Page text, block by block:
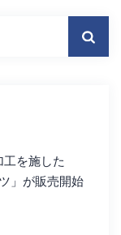
工を施した
」が販売開始